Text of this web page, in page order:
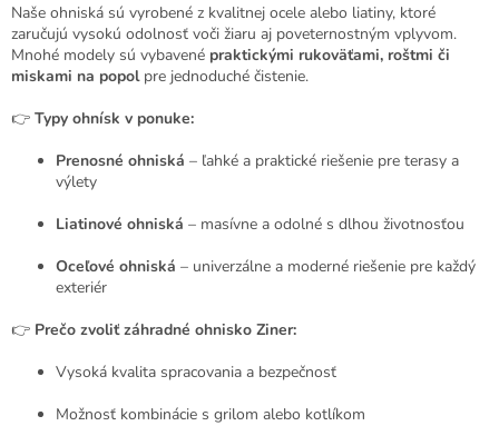
Naše ohniská sú vyrobené z kvalitnej ocele alebo liatiny, ktoré
zaručujú vysokú odolnosť voči žiaru aj poveternostným vplyvom.
Mnohé modely sú vybavené praktickými rukoväťami, roštmi či
miskami na popolpre jednoduché čistenie.
👉 Typy ohnísk v ponuke:
Prenosné ohniská – ľahké a praktické riešenie pre terasy a
výlety
Liatinové ohniská – masívne a odolné s dlhou životnosťou
Oceľové ohniská – univerzálne a moderné riešenie pre každý
exteriér
👉 Prečo zvoliť záhradné ohnisko Ziner:
Vysoká kvalita spracovania a bezpečnosť
Možnosť kombinácie s grilom alebo kotlíkom